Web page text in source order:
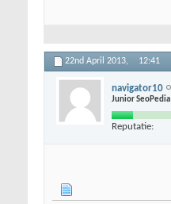
22nd April 2013, 12:41
navigator10
Junior SeoPedia
Reputatie: